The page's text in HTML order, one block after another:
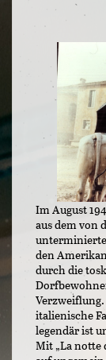
Im August
aus dem von
den
durch die
italienische
legendär ist
Mit „La notte